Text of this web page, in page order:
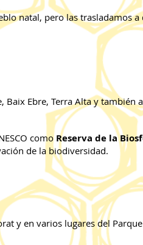
natal, pero las trasladamos
Ebre, Terra Alta y también
comoReserva de la
de la biodiversidad.
y en varios lugares del